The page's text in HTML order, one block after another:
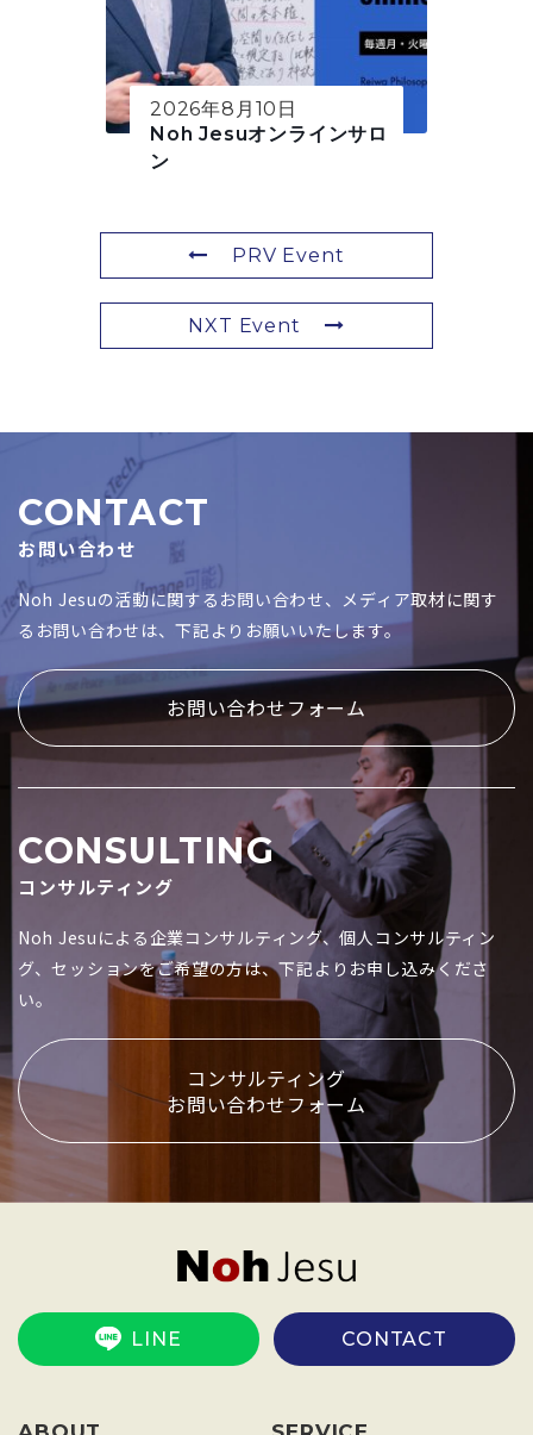
2026年8月10日
Noh Jesuオンラインサロ
ン
PRV Event
NXT Event
CONTACT
お問い合わせ
Noh Jesuの活動に関するお問い合わせ、メディア取材に関す
るお問い合わせは、下記よりお願いいたします。
お問い合わせフォーム
CONSULTING
コンサルティング
Noh Jesuによる企業コンサルティング、個人コンサルティン
グ、セッションをご希望の方は、下記よりお申し込みくださ
い。
コンサルティング
お問い合わせフォーム
LINE CONTACT